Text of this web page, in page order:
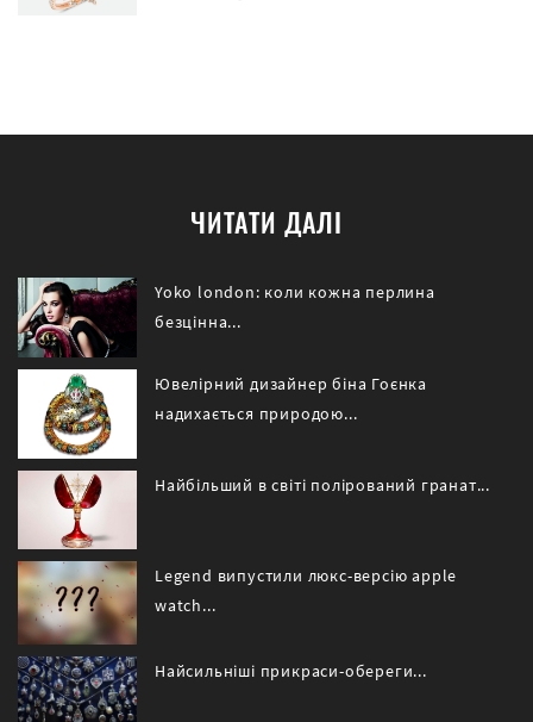
ЧИТАТИ ДАЛІ
Yoko london: коли кожна перлина
безцінна...
Ювелірний дизайнер біна Гоєнка
надихається природою...
Найбільший в світі полірований гранат...
Legend випустили люкс-версію apple
watch...
Найсильніші прикраси-обереги...